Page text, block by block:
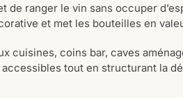
de ranger le vin sans occuper
et met les bouteilles en
cuisines, coins bar, caves
tout en structurant la